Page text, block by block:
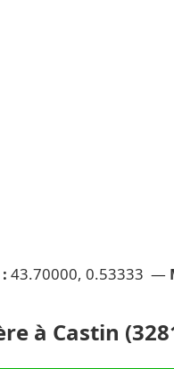
43.70000, 0.53333 —
à Castin